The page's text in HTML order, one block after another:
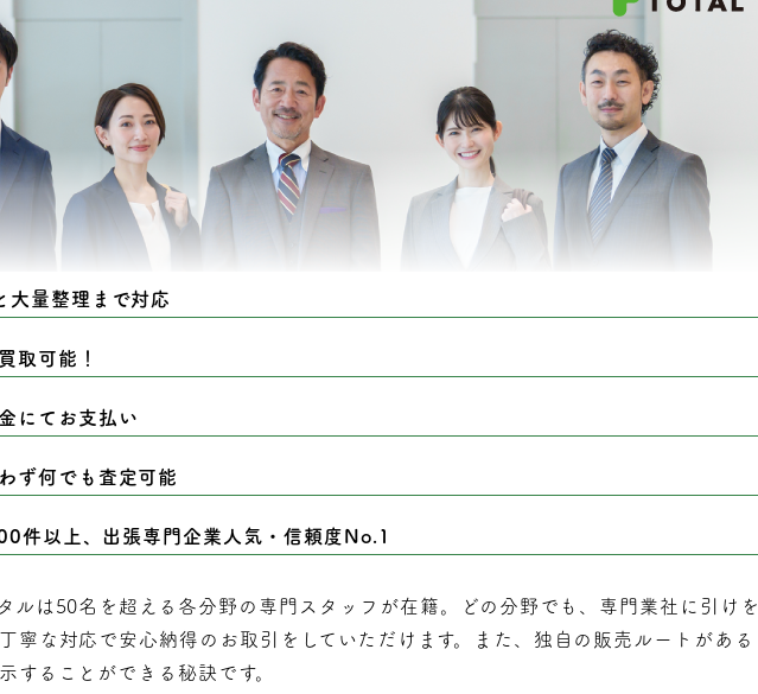
大量整理まで対応
取可能！
にてお支払い
ず何でも査定可能
件以上、出張専門企業人気・信頼度No.1
ルは50名を超える各分野の専門スタッフが在籍。どの分野でも、専門業社に引けを
寧な対応で安心納得のお取引をしていただけます。また、独自の販売ルートがある
することができる秘訣です。